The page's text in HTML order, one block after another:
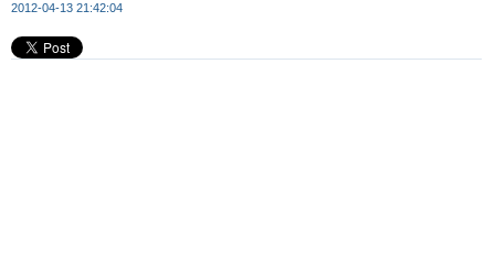
2012-04-13 21:42:04